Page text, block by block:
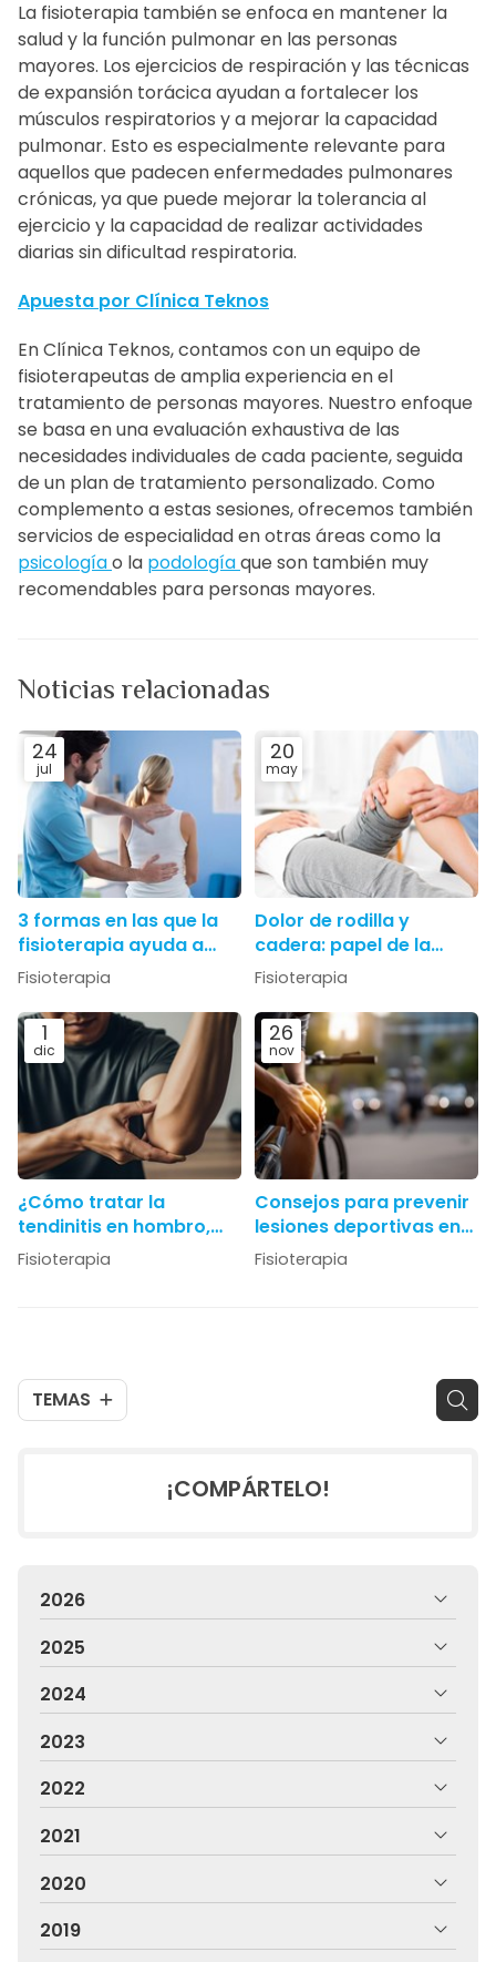
TEMAS
La fisioterapia también se enfoca en mantener la
salud y la función pulmonar en las personas
mayores. Los ejercicios de respiración y las técnicas
de expansión torácica ayudan a fortalecer los
músculos respiratorios y a mejorar la capacidad
pulmonar. Esto es especialmente relevante para
aquellos que padecen enfermedades pulmonares
crónicas, ya que puede mejorar la tolerancia al
ejercicio y la capacidad de realizar actividades
diarias sin dificultad respiratoria.
Apuesta por Clínica Teknos
En Clínica Teknos, contamos con un equipo de
fisioterapeutas de amplia experiencia en el
tratamiento de personas mayores. Nuestro enfoque
se basa en una evaluación exhaustiva de las
necesidades individuales de cada paciente, seguida
de un plan de tratamiento personalizado. Como
complemento a estas sesiones, ofrecemos también
servicios de especialidad en otras áreas como la
psicologíao la podologíaque son también muy
recomendables para personas mayores.
Noticias relacionadas
24
jul
3 formas en las que la
fisioterapia ayuda a
corregir los
desequilibrios
posturales
Fisioterapia
20
may
Dolor de rodilla y
cadera: papel de la
fisioterapia en lesiones
de impacto y desgaste
Fisioterapia
1
dic
¿Cómo tratar la
tendinitis en hombro,
codo y muñeca?
Fisioterapia
26
nov
Consejos para prevenir
lesiones deportivas en
corredores y ciclistas
Fisioterapia
¡COMPÁRTELO!
2026
2025
2024
2023
2022
2021
2020
2019